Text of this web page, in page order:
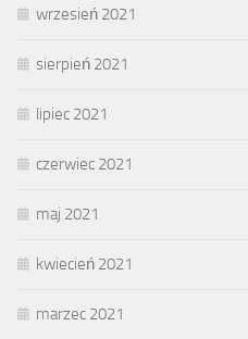
wrzesień 2021
sierpień 2021
lipiec 2021
czerwiec 2021
maj 2021
kwiecień 2021
marzec 2021